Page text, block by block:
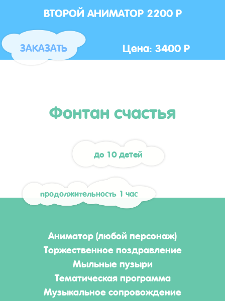
ВТОРОЙ АНИМАТОР 2200 Р
ЗАКАЗАТЬ Цена: 3400 Р
Фонтан счастья
до 10 детей
продолжительность 1 час
Аниматор (любой персонаж)
Торжественное поздравление
Мыльные пузыри
Тематическая программа
Музыкальное сопровождение